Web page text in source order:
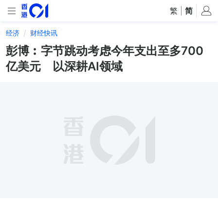
繁 简
经济 财经快讯
彭博︰字节跳动考虑今年支出至多700
亿美元 以深耕AI领域